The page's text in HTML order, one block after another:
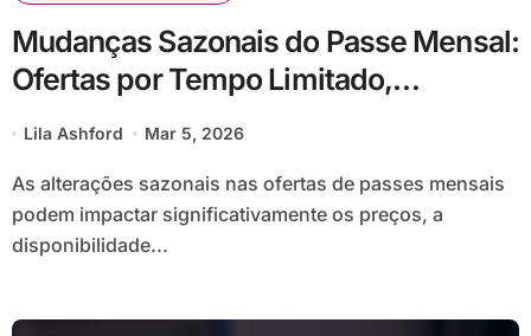
Mudanças Sazonais do Passe Mensal:
Ofertas por Tempo Limitado,
Atualizações
Lila Ashford Mar 5, 2026
As alterações sazonais nas ofertas de passes mensais
podem impactar significativamente os preços, a
disponibilidade...